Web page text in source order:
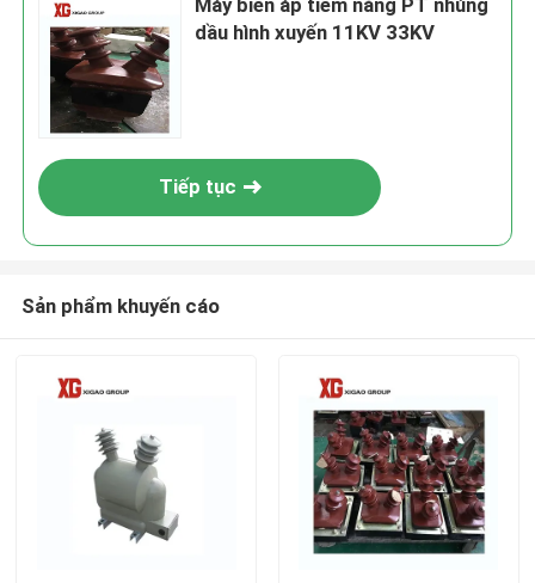
Máy biến áp tiềm năng PT nhúng
dầu hình xuyến 11KV 33KV
Tiếp tục
Sản phẩm khuyến cáo